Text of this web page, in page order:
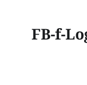
FB-f-